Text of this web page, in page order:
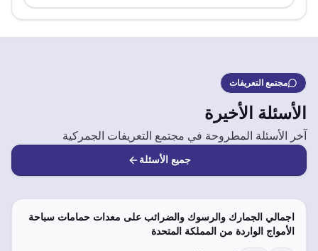
مجتمع التعريفات
الأسئلة الأخيرة
آخر الأسئلة المطروحة في مجتمع التعريفات الجمركية
جميع الأسئلة
اجمالي الجمارك والرسوك والضرائب على معدات حمامات سباحة
الأمواج الواردة من المملكة المتحدة